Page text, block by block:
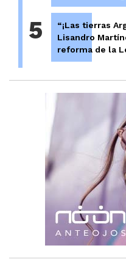
5
“¡Las tierras
Lisandro
reforma de la